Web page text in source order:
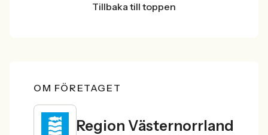
Tillbaka till toppen
OM FÖRETAGET
Region Västernorrland